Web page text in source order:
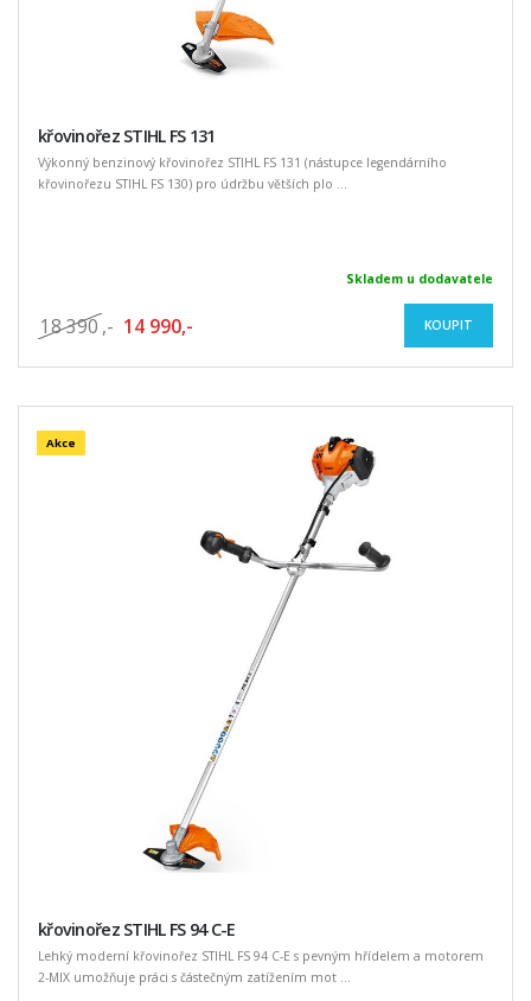
křovinořez STIHL FS 131
Výkonný benzinový křovinořez STIHL FS 131 (nástupce legendárního
křovinořezu STIHL FS 130) pro údržbu větších plo ...
Skladem u dodavatele
18 390 ,- 14 990,- KOUPIT
Akce
křovinořez STIHL FS 94 C-E
Lehký moderní křovinořez STIHL FS 94 C-E s pevným hřídelem a motorem
2-MIX umožňuje práci s částečným zatížením mot ...